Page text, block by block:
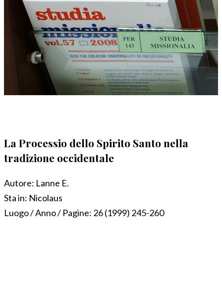
La Processio dello Spirito Santo nella
tradizione occidentale
Autore: Lanne E.
Sta in: Nicolaus
Luogo / Anno / Pagine: 26 (1999) 245-260